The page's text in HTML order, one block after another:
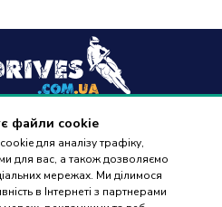
файли cookie
для аналізу трафіку,
для вас, а також дозволяємо
мережах. Ми ділимося
в Інтернеті з партнерами
488 77 88
в робочі дні з 9:00 до 18:00